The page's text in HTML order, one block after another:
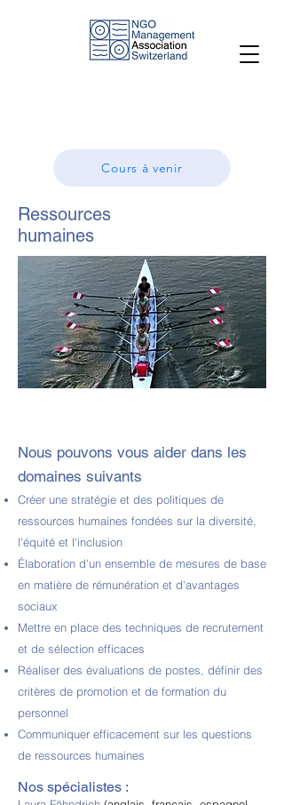
Cours à venir
Ressources
humaines
Nous pouvons vous aider dans les
domaines suivants
Créer une stratégie et des politiques de
ressources humaines fondées sur la diversité,
l'équité et l'inclusion
Élaboration d'un ensemble de mesures de base
en matière de rémunération et d'avantages
sociaux
Mettre en place des techniques de recrutement
et de sélection efficaces
Réaliser des évaluations de postes, définir des
critères de promotion et de formation du
personnel
Communiquer efficacement sur les questions
de ressources humaines
Nos spécialistes :